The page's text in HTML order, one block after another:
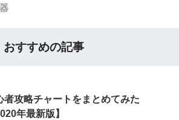
おすすめの記事
者攻略チャートをまとめてみた
年最新版】